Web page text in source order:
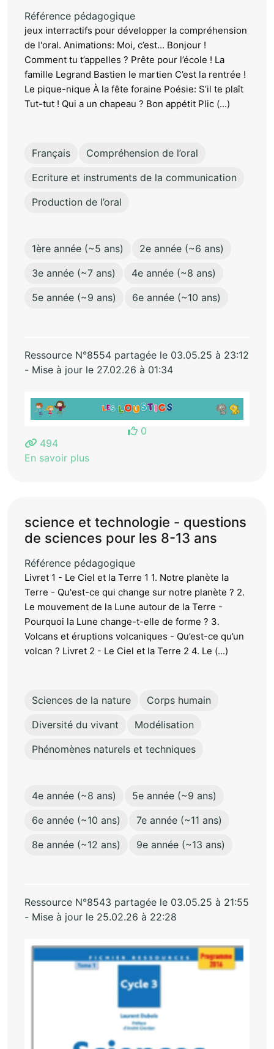
Référence pédagogique
jeux interractifs pour développer la compréhension
de l'oral. Animations: Moi, c’est... Bonjour !
Comment tu t’appelles ? Prête pour l’école ! La
famille Legrand Bastien le martien C’est la rentrée !
Le pique-nique À la fête foraine Poésie: S’il te plaît
Tut-tut ! Qui a un chapeau ? Bon appétit Plic (...)
Français
Compréhension de l’oral
Ecriture et instruments de la communication
Production de l’oral
1ère année (~5 ans)
2e année (~6 ans)
3e année (~7 ans)
4e année (~8 ans)
5e année (~9 ans)
6e année (~10 ans)
Ressource N°8554 partagée le 03.05.25 à 23:12
- Mise à jour le 27.02.26 à 01:34
0
494
En savoir plus
science et technologie - questions
de sciences pour les 8-13 ans
Référence pédagogique
Livret 1 - Le Ciel et la Terre 1 1. Notre planète la
Terre - Qu'est-ce qui change sur notre planète ? 2.
Le mouvement de la Lune autour de la Terre -
Pourquoi la Lune change-t-elle de forme ? 3.
Volcans et éruptions volcaniques - Qu’est-ce qu’un
volcan ? Livret 2 - Le Ciel et la Terre 2 4. Le (...)
Sciences de la nature
Corps humain
Diversité du vivant
Modélisation
Phénomènes naturels et techniques
4e année (~8 ans)
5e année (~9 ans)
6e année (~10 ans)
7e année (~11 ans)
8e année (~12 ans)
9e année (~13 ans)
Ressource N°8543 partagée le 03.05.25 à 21:55
- Mise à jour le 25.02.26 à 22:28